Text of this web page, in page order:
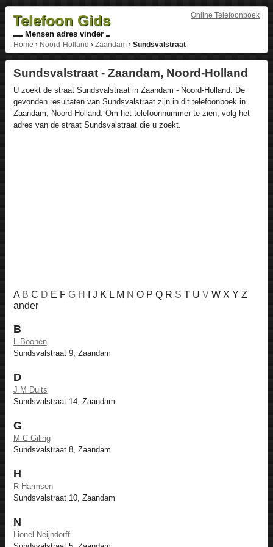
Online Telefoonboek
Telefoon Gids
Mensen adres vinder
Home › Noord-Holland › Zaandam› Sundsvalstraat
Sundsvalstraat - Zaandam, Noord-Holland
U zoekt de straat Sundsvalstraat in Zaandam - Noord-Holland. De
gevonden resultaten van Sundsvalstraat zijn in dit telefoonboek in
Zaandam, Noord-Holland. Om het telefoonnummer te zien, volg het
adres van de straat Sundsvalstraat die u zoekt.
A B C D E F G H I J K L M N O P Q R S T U V W X Y Z
ander
B
L Boonen
Sundsvalstraat 9, Zaandam
D
J M Duits
Sundsvalstraat 14, Zaandam
G
M C Giling
Sundsvalstraat 8, Zaandam
H
R Harmsen
Sundsvalstraat 10, Zaandam
N
Lionel Neijndorff